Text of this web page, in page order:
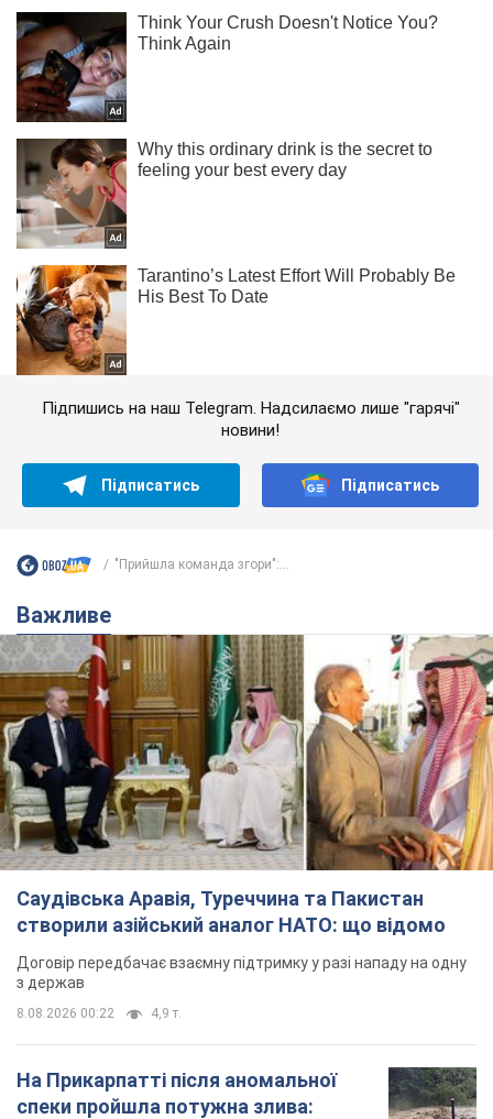
Підпишись на наш Telegram. Надсилаємо лише "гарячі"
новини!
Підписатись Підписатись
"Прийшла команда згори":...
Важливе
Саудівська Аравія, Туреччина та Пакистан
створили азійський аналог НАТО: що відомо
Договір передбачає взаємну підтримку у разі нападу на одну
з держав
8.08.2026 00:22 4,9 т.
На Прикарпатті після аномальної
спеки пройшла потужна злива: